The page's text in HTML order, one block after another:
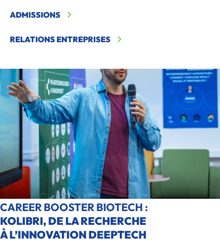
ADMISSIONS
RELATIONS ENTREPRISES
CAREER BOOSTER BIOTECH :
KOLIBRI, DE LA RECHERCHE
À L’INNOVATION DEEPTECH